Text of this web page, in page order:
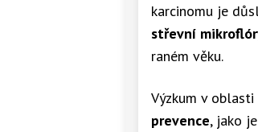
karcinomu je
střevní
raném věku.
Výzkum v
prevence, jako